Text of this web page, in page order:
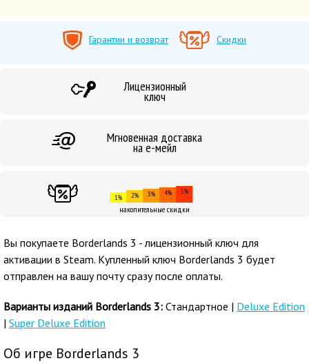
Гарантии и возврат Скидки
Лицензионный
ключ
Мгновенная доставка
на е-мейл
1% 2% 3% 4% 5%
накопительные скидки
Вы покупаете Borderlands 3 - лицензионный ключ для
активации в Steam. Купленный ключ Borderlands 3 будет
отправлен на вашу почту сразу после оплаты.
Варианты изданий Borderlands 3: Стандартное | Deluxe Edition
| Super Deluxe Edition
Об игре Borderlands 3